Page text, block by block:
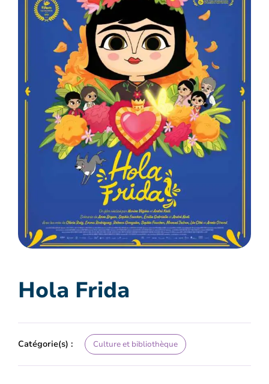
Hola Frida
Catégorie(s) : Culture et bibliothèque